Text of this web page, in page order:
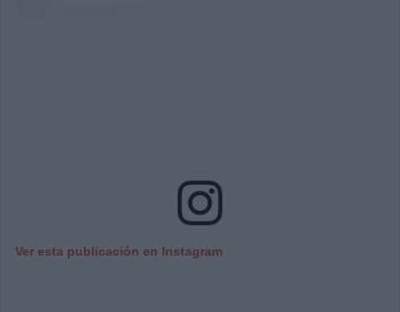
Ver esta publicación en Instagram